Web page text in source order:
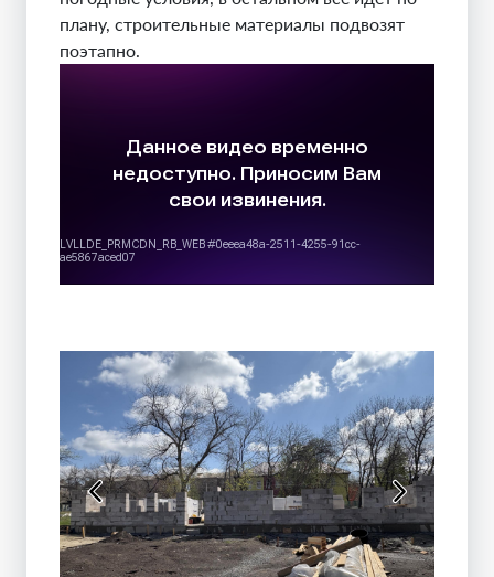
плану, строительные материалы подвозят
поэтапно.